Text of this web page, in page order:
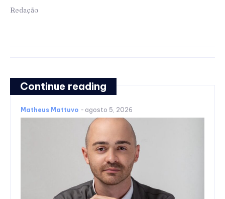
Redação
Continue reading
Matheus Mattuvo - agosto 5, 2026